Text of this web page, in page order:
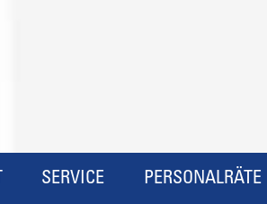
SERVICE PERSONALRÄTE